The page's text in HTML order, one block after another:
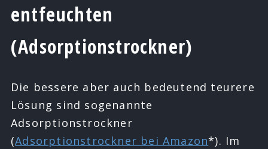
entfeuchten
(Adsorptionstrockner)
Die bessere aber auch bedeutend teurere
Lösung sind sogenannte
Adsorptionstrockner
(Adsorptionstrockner bei Amazon*). Im